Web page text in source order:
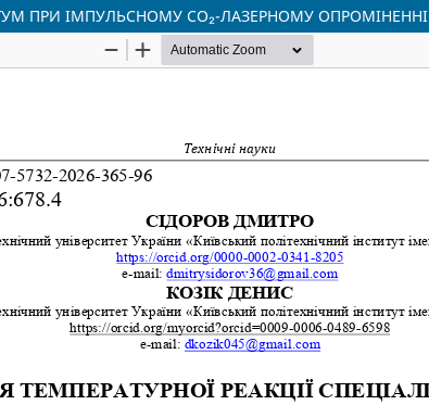
ПРИ ІМПУЛЬСНОМУ CO₂-ЛАЗЕРНОМУ ОПРОМІНЕННІ